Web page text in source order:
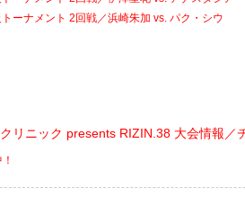
ーナメント 2回戦／浜崎朱加 vs. パク・シウ
リニック presents RIZIN.38 大会情報／